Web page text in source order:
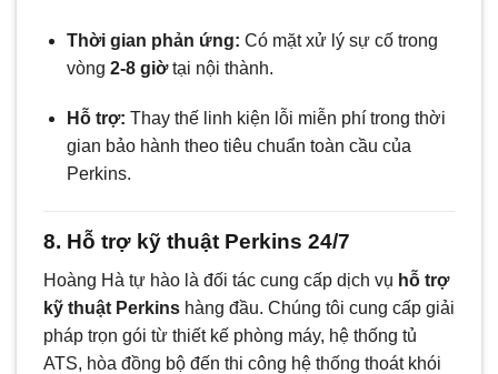
Thời gian phản ứng: Có mặt xử lý sự cố trong
vòng 2-8 giờtại nội thành.
Hỗ trợ: Thay thế linh kiện lỗi miễn phí trong thời
gian bảo hành theo tiêu chuẩn toàn cầu của
Perkins.
8. Hỗ trợ kỹ thuật Perkins 24/7
Hoàng Hà tự hào là đối tác cung cấp dịch vụ hỗ trợ
kỹ thuật Perkins hàng đầu. Chúng tôi cung cấp giải
pháp trọn gói từ thiết kế phòng máy, hệ thống tủ
ATS, hòa đồng bộ đến thi công hệ thống thoát khói